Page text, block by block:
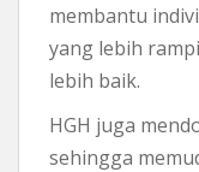
membantu
yang lebih
lebih baik.
HGH juga
sehingga